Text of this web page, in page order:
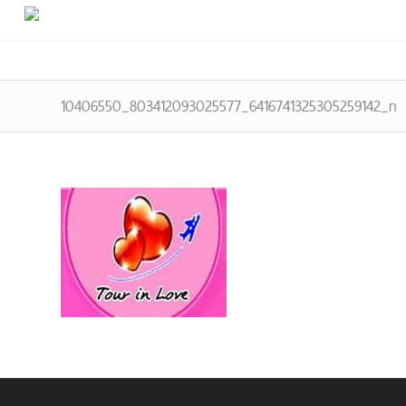
10406550_803412093025577_6416741325305259142_n